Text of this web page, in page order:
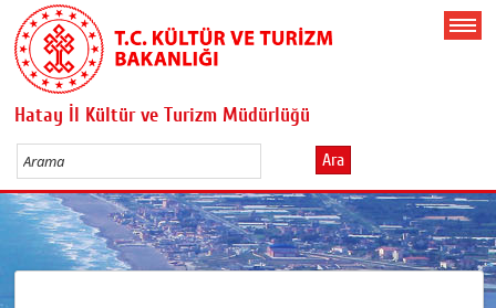
Hatay İl Kültür ve Turizm Müdürlüğü
Ara